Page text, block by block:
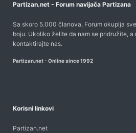
Partizan.net - Forum navijača Partizana
Sa skoro 5.000 članova, Forum okuplja
boju. Ukoliko želite da nam se pridružite,
kontaktirajte nas.
Partizan.net - Online since 1992
Korisni linkovi
Partizan.net